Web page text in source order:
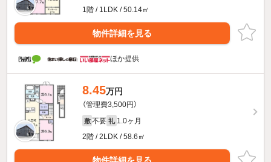
1階 / 1LDK / 50.14㎡
物件詳細を見る
ほか提供
8.45万円
（管理費3,500円）
敷 不要 礼 1.0ヶ月
2階 / 2LDK / 58.6㎡